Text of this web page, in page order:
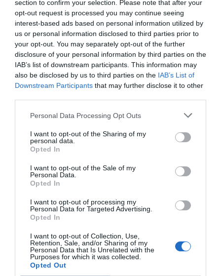
section to confirm your selection. Please note that after your
opt-out request is processed you may continue seeing
interest-based ads based on personal information utilized by
us or personal information disclosed to third parties prior to
your opt-out. You may separately opt-out of the further
disclosure of your personal information by third parties on the
IAB’s list of downstream participants. This information may
also be disclosed by us to third parties on the IAB’s List of
Downstream Participants that may further disclose it to other
Personal Data Processing Opt Outs
I want to opt-out of the Sharing of my
personal data.
Opted In
I want to opt-out of the Sale of my
Personal Data.
Opted In
I want to opt-out of processing my
Personal Data for Targeted Advertising.
Opted In
I want to opt-out of Collection, Use,
Retention, Sale, and/or Sharing of my
Personal Data that Is Unrelated with the
Purposes for which it was collected.
Opted Out